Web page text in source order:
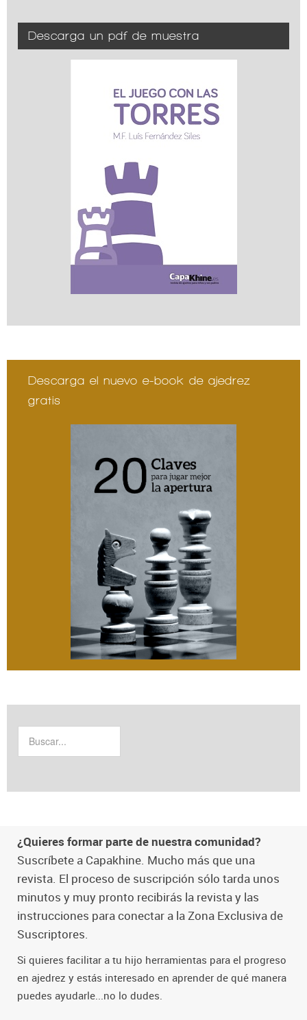
Descarga un pdf de muestra
Descarga el nuevo e-book de ajedrez
gratis
¿Quieres formar parte de nuestra comunidad?
Suscríbete a Capakhine. Mucho más que una
revista. El proceso de suscripción sólo tarda unos
minutos y muy pronto recibirás la revista y las
instrucciones para conectar a la Zona Exclusiva de
Suscriptores.
Si quieres facilitar a tu hijo herramientas para el progreso
en ajedrez y estás interesado en aprender de qué manera
puedes ayudarle...no lo dudes.